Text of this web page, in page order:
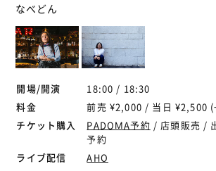
なべどん
開場/開演
18:00 / 18:30
料金
前売 ¥2,000 / 当日 ¥2,500
チケット購入
PADOMA予約 / 店頭販売 /
予約
ライブ配信
AHO